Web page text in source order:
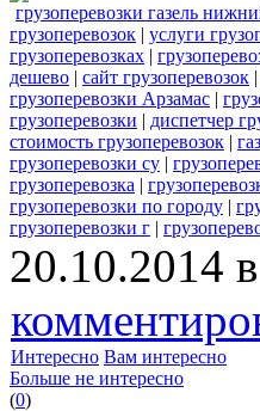
грузоперевозки газель
грузоперевозок | услуги
грузоперевозках |
дешево | сайт грузоперевозок |
грузоперевозки Арзамас |
грузоперевозки | диспетчер
стоимость грузоперевозок |
грузоперевозки су |
грузоперевозка |
грузоперевозки по городу |
грузоперевозки г |
20.10.2014
Интересно Вам интересно
Больше не интересно
(0)